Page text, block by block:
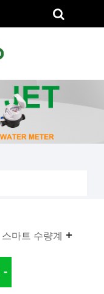
스마트 수량계